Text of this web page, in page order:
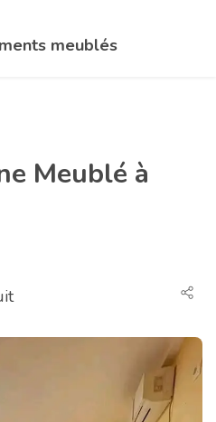
meublés
Meublé à